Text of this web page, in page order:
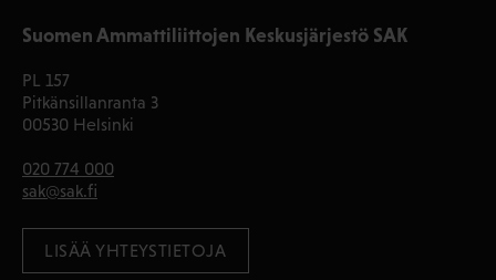
Suomen Ammattiliittojen Keskusjärjestö SAK
PL 157
Pitkänsillanranta 3
00530 Helsinki
020 774 000
sak@sak.fi
LISÄÄ YHTEYSTIETOJA